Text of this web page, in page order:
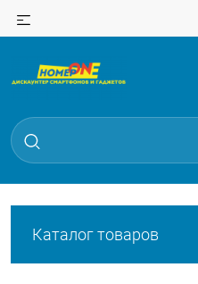
Каталог товаров
Для клиентов всех банков
Разбейте
без переплат